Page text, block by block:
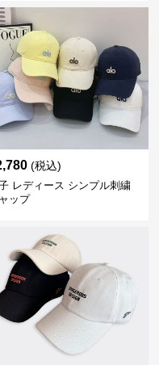
(税込)
レディース シンプル刺繍
ップ